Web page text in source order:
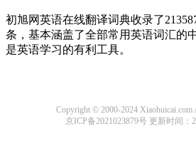
初旭网英语在线翻译词典收录了
条，基本涵盖了全部常用英语词汇的
是英语学习的有利工具。
Copyright © 2000-2024 Xiaohuicai.com
京ICP备2021023879号更新时间：